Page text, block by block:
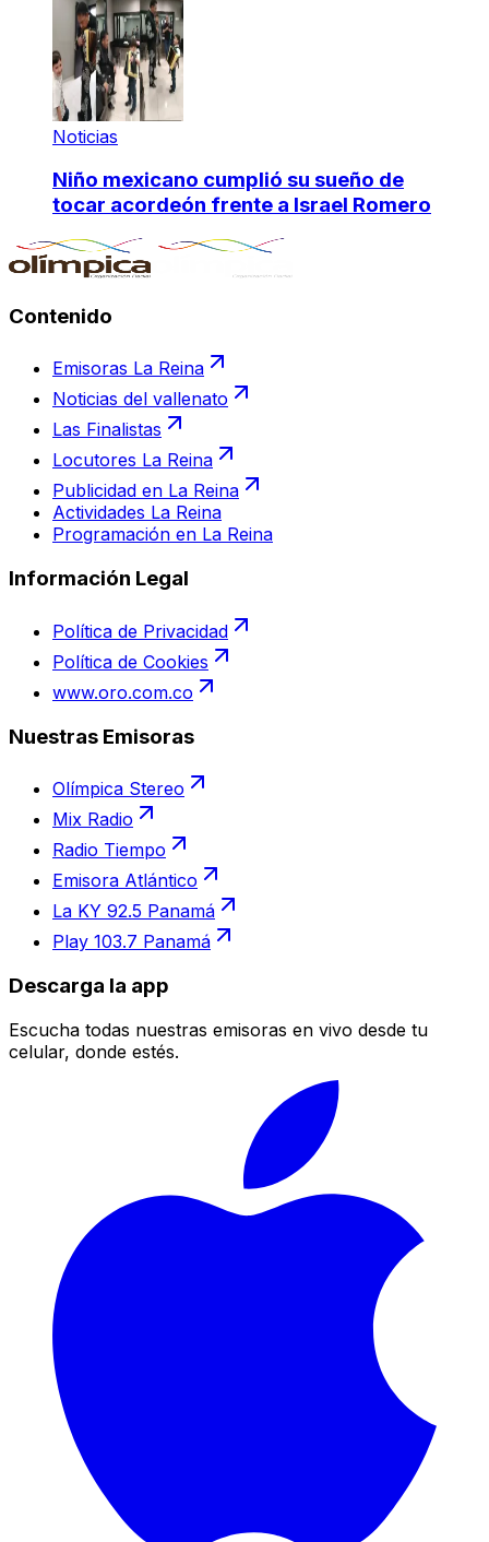
Noticias
Niño mexicano cumplió su sueño de
tocar acordeón frente a Israel Romero
Contenido
Emisoras La Reina
Noticias del vallenato
Las Finalistas
Locutores La Reina
Publicidad en La Reina
Actividades La Reina
Programación en La Reina
Información Legal
Política de Privacidad
Política de Cookies
www.oro.com.co
Nuestras Emisoras
Olímpica Stereo
Mix Radio
Radio Tiempo
Emisora Atlántico
La KY 92.5 Panamá
Play 103.7 Panamá
Descarga la app
Escucha todas nuestras emisoras en vivo desde tu
celular, donde estés.